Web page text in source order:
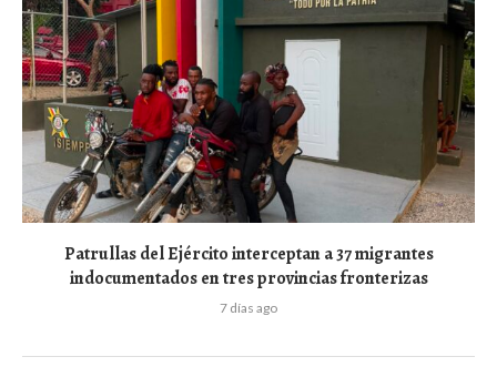
Patrullas del Ejército interceptan a 37 migrantes
indocumentados en tres provincias fronterizas
7 días ago